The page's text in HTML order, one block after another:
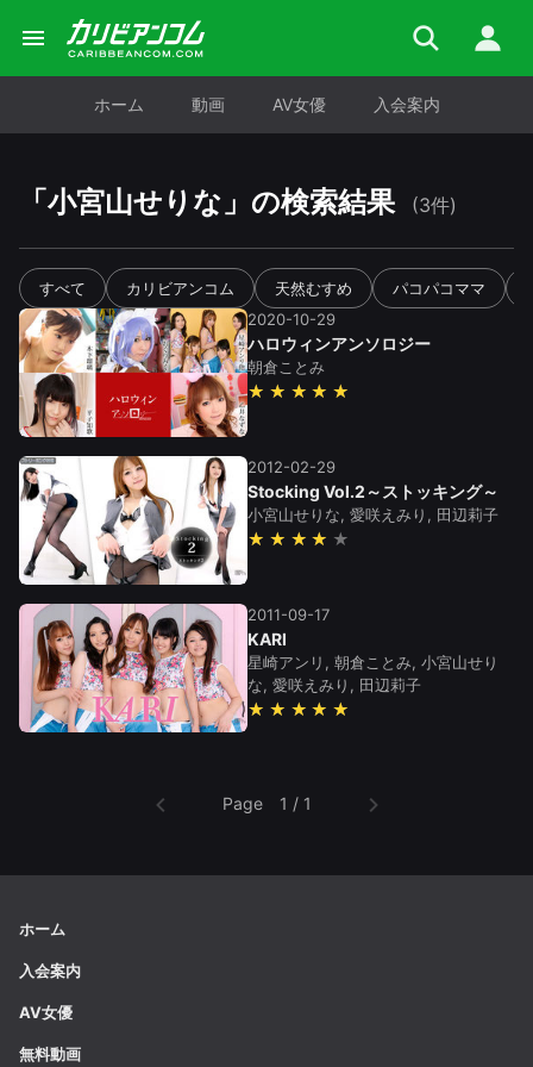
ホーム 動画 AV女優 入会案内
「小宮山せりな 」の検索結果 (3件)
すべて カリビアンコム 天然むすめ パコパコママ
2020-10-29
ハロウィンアンソロジー
朝倉ことみ
★★★★★
2012-02-29
Stocking Vol.2～ストッキング～
小宮山せりな, 愛咲えみり, 田辺莉子
★★★★
2011-09-17
KARI
星崎アンリ, 朝倉ことみ, 小宮山せり
な, 愛咲えみり, 田辺莉子
★★★★★
Page 1 / 1
ホーム
入会案内
AV女優
無料動画